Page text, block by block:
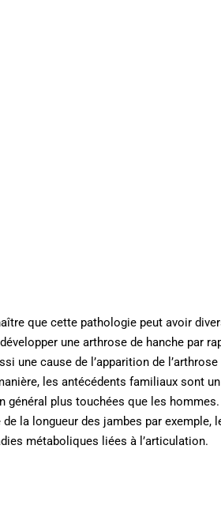
que cette pathologie peut avoir
une arthrose de hanche par
une cause de l’apparition de
les antécédents familiaux sont
général plus touchées que les
la longueur des jambes par exemple,
métaboliques liées à l’articulation.